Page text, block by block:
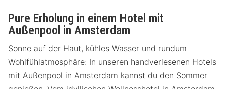
Pure Erholung in einem Hotel mit
Außenpool in Amsterdam
Sonne auf der Haut, kühles Wasser und rundum
Wohlfühlatmosphäre: In unseren handverlesenen Hotels
mit Außenpool in Amsterdam kannst du den Sommer